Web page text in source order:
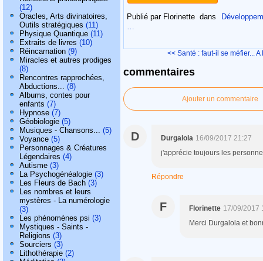
(12)
Oracles, Arts divinatoires,
Outils stratégiques (11)
Physique Quantique (11)
Extraits de livres (10)
Réincarnation (9)
Miracles et autres prodiges
(8)
Rencontres rapprochées,
Abductions... (8)
Albums, contes pour
enfants (7)
Hypnose (7)
Géobiologie (5)
Musiques - Chansons... (5)
Voyance (5)
Personnages & Créatures
Légendaires (4)
Autisme (3)
La Psychogénéalogie (3)
Les Fleurs de Bach (3)
Les nombres et leurs
mystères - La numérologie
(3)
Les phénomènes psi (3)
Mystiques - Saints -
Religions (3)
Sourciers (3)
Lithothérapie (2)
Publié par Florinette dans
…
<< Santé : faut-il se méfier...A
commentaires
Ajouter un commentaire
D Durgalola 16/09/2017 21:27
j'apprécie toujours les
Répondre
F Florinette 17/09/2017
Merci Durgalola et